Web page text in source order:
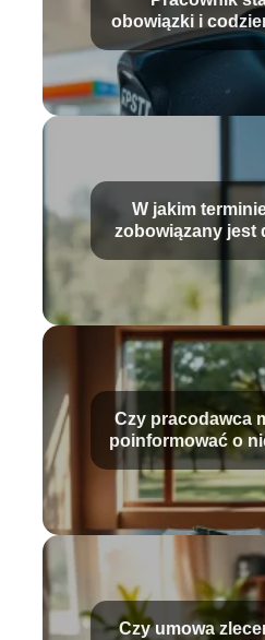
obowiązki i
W jakim
zobowiązany jest
Czy pracodawca
poinformować o
Czy umowa